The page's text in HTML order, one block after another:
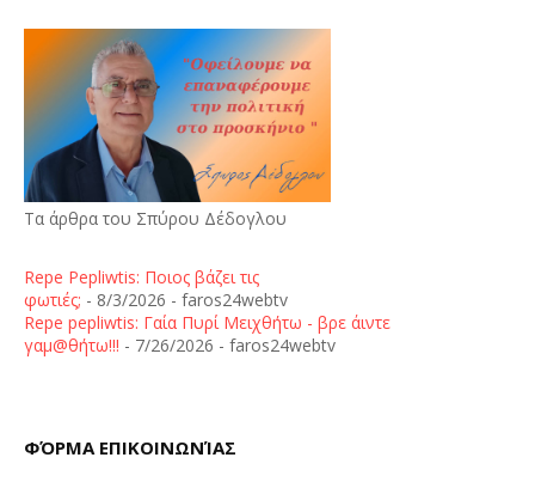
Τα άρθρα του Σπύρου Δέδογλου
Repe Pepliwtis: Ποιος βάζει τις
φωτιές; - 8/3/2026 - faros24webtv
Repe pepliwtis: Γαία Πυρί Μειχθήτω - βρε άιντε
γαμ@θήτω!!! - 7/26/2026 - faros24webtv
ΦΌΡΜΑ ΕΠΙΚΟΙΝΩΝΊΑΣ